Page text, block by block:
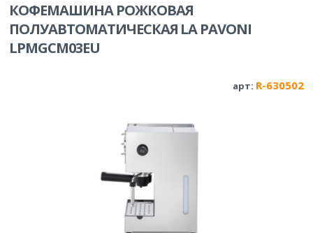
КОФЕМАШИНА РОЖКОВАЯ
ПОЛУАВТОМАТИЧЕСКАЯ LA PAVONI
LPMGCM03EU
арт: R-630502